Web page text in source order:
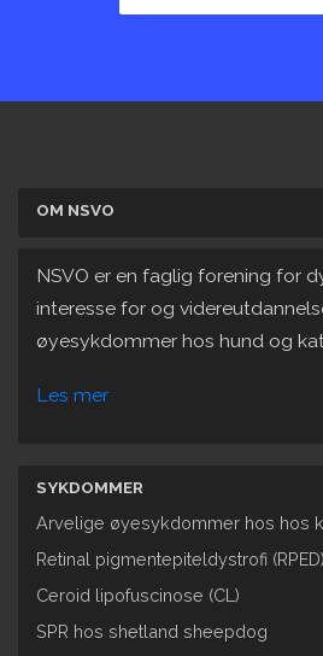
OM NSVO
NSVO er en faglig forening for
interesse for og
øyesykdommer hos hund og
Les mer
SYKDOMMER
Arvelige øyesykdommer hos hos
Retinal pigmentepiteldystrofi (RPED)
​Ceroid lipofuscinose (CL)
SPR hos shetland sheepdog